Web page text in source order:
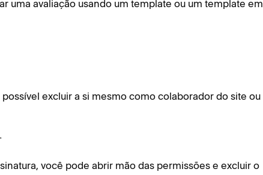
uma avaliação usando um template ou um template em
excluir a si mesmo como colaborador do site ou
você pode abrir mão das permissões e excluir o